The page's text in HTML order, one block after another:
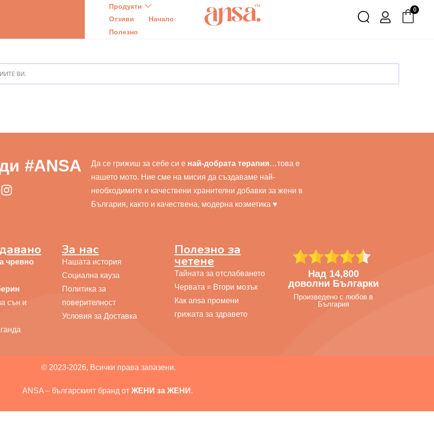
Продукти
Отзиви
Начало
Полезно
0
ВИ.
#ANSA Да се грижиш за себе си е най-добрата терапия…това е
нашето мото. Ние сме на мисия да създаваме най-
необходимите и качествени хранителни добавки за жени в
България, както и качествена, модерна козметика ♥
чревно
сън и
За нас
Нашата история
Социална кауза
Политика за
поверителност
Условия за Доставка
Полезно за
четене
Тайната за отслабването
Червата = Втори мозък
Как ansa промени
грижата за здравето
Над 14,800
доволни Българки
Произведено с любов в
България
© 2023-2026, Всички права запазени.
ANSA – българският бранд от ЖЕНИ за ЖЕНИ .